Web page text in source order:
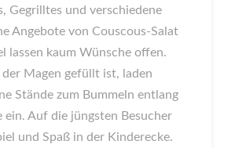
Gegrilltes und verschiedene
Angebote von Couscous-Salat
lassen kaum Wünsche offen.
Magen gefüllt ist, laden
Stände zum Bummeln entlang
ein. Auf die jüngsten Besucher
und Spaß in der Kinderecke.